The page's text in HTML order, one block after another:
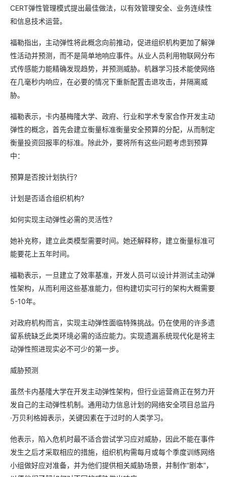
CERT弹性管理模式提出最佳做法，以有效管理安全、业务连续性
和信息技术运营。
福勒指出，主动弹性将此概念向前推动，促进组织机构更加了解弹
性活动并预测，而不是简单地响应事件。从业人员利用物联网分布
式传感能力能精确发现趋势，并预测威胁。机器学习技术能使网络
在几毫秒内响应，在必要的情况下重新配置击退攻击，并隔离威
胁。
福勒表示，卡内基梅隆大学、政府、行业和学术专家合作开发主动
弹性的概念，首先会建立衡量标准衡量安全预算的分配，从而制定
衡量投资回报率的标准。除此外，要将所有这些问题考虑到预算
中：
预算是否按计划执行?
计划是否适合组织机构?
如何实现主动弹性必需的灵活性?
她补充称，建立此类模型需要时间。她还解释称，建立衡量标准可
能要花上五年时间。
福勒表示，一旦建立了效率基准，开发人员可以设计并测试主动弹
性架构，从而利用这些基准能力，但构建切实可行的架构大概需要
5-10年。
对政府机构而言，实现主动弹性面临特殊挑战。仍在使用的许多遗
留系统缺乏此类环境必需的适应能力。实现遗漏系统现代化是将主
动弹性照进现实必不可少的第一步。
威胁预测
虽然卡内基隆大学在开发主动弹性架构，但行业运营商正在努力开
发自己的主动弹性机制。通用动力信息计划的网络安全项目总监丹
·万贝利格姆表示，关键因素在于过时的人类学习。
他表示，陷入危机时最不适合尝试学习应对威胁，因此不能在事件
发生之后才采取相应的措施，组织机构需每月或每个季度训练网络
小组做好应对准备，并为他们提供相关威胁场景，并制作“剧本”，